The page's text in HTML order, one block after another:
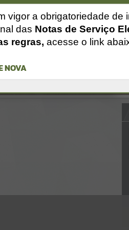
vigor a obrigatoriedade de
das Notas de Serviço
regras, acesse o link
NOVA
CÓDIGO DA MENSAGEM: EST-000040
token '('
pagina/static/bundle/wpo_inde